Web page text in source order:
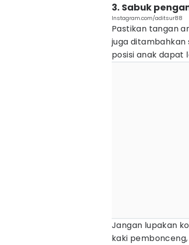
3. Sabuk
Instagram.com/aditsur88
Pastikan tangan
juga ditambahkan
posisi anak dapat
Jangan lupakan
kaki